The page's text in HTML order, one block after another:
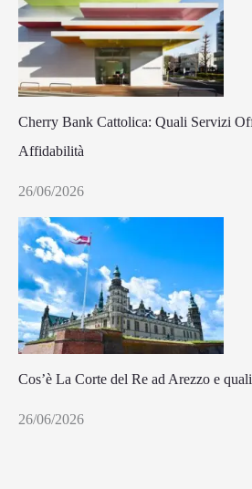
Cherry Bank Cattolica: Quali Servizi
Affidabilità
26/06/2026
Cos’è La Corte del Re ad Arezzo e
26/06/2026